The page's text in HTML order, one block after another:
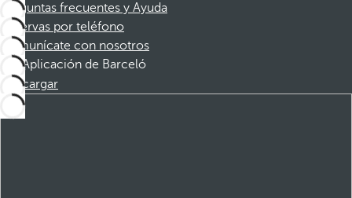
Preguntas frecuentes y Ayuda
Reservas por teléfono
Comunícate con nosotros
Aplicación de Barceló
Descargar